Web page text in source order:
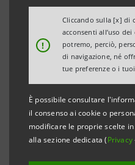
!
Cliccando sulla [x] di
acconsenti all’uso
potremo, perciò,
di navigazione, né
tue preferenze o i
È possibile consultare
il consenso ai cookie o
modificare le proprie scelte
alla sezione dedicata (Privacy
Sintesi
L’Indagine sul Risparmio
italiani – 2012 è un
Intesa Sanpaolo,
effettuato fra gennaio e
1.053 capifamiglia,